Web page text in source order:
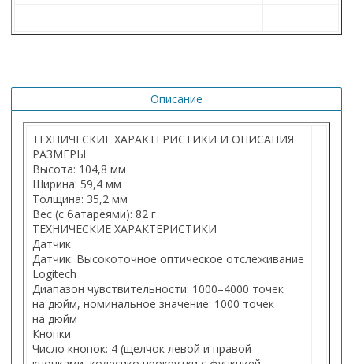
Описание
ТЕХНИЧЕСКИЕ ХАРАКТЕРИСТИКИ И ОПИСАНИЯ
РАЗМЕРЫ
Высота: 104,8 мм
Ширина: 59,4 мм
Толщина: 35,2 мм
Вес (с батареями): 82 г
ТЕХНИЧЕСКИЕ ХАРАКТЕРИСТИКИ
Датчик
Датчик: Высокоточное оптическое отслеживание
Logitech
Диапазон чувствительности: 1000–4000 точек
на дюйм, номинальное значение: 1000 точек
на дюйм
Кнопки
Число кнопок: 4 (щелчок левой и правой